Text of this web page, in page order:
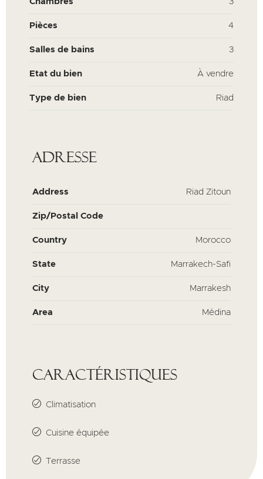
Pièces 4
Salles de bains 3
Etat du bien À vendre
Type de bien Riad
Adresse
Address Riad Zitoun
Zip/Postal Code
Country Morocco
State Marrakech-Safi
City Marrakesh
Area Médina
Caractéristiques
Climatisation
Cuisine équipée
Terrasse